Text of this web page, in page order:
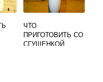
ЧТО
ПРИГОТОВИТЬ СО
СГУЩЕНКОЙ